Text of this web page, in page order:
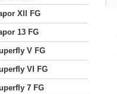
XII FG
13 FG
V FG
VI FG
7 FG